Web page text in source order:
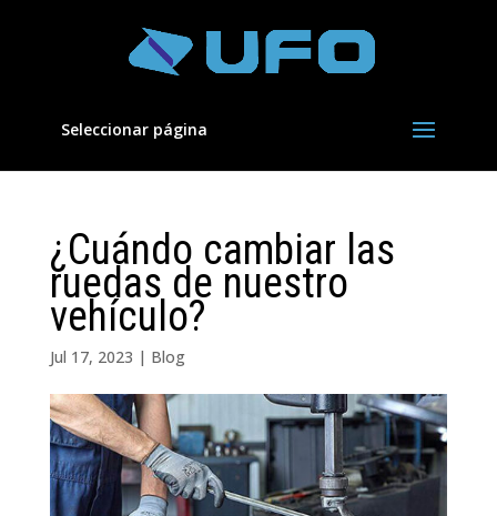
Seleccionar página
¿Cuándo cambiar las
ruedas de nuestro
vehículo?
Jul 17, 2023 | Blog